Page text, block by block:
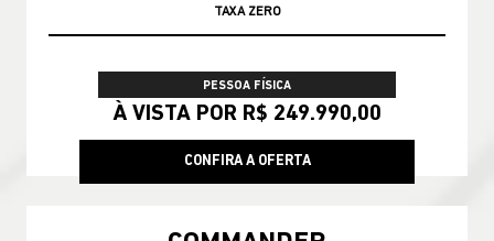
TAXA ZERO
PESSOA FÍSICA
À VISTA POR R$ 249.990,00
CONFIRA A OFERTA